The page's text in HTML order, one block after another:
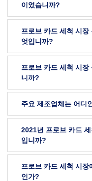
이었습니까?
프로브 카드 세척 시
엇입니까?
프로브 카드 세척 시장
니까?
주요 제조업체는 어디
2021년 프로브 카드
입니까?
프로브 카드 세척 시장
인가?